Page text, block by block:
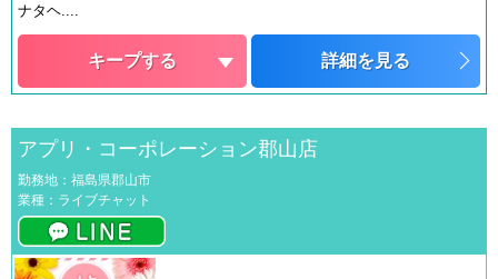
ナタヘ....
キープする 詳細を見る
アプリ・コーポレーション郡山店
勤務地：福島県郡山市
業種：ライブチャット